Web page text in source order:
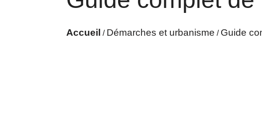
Accueil / Démarches et urbanisme / Guide